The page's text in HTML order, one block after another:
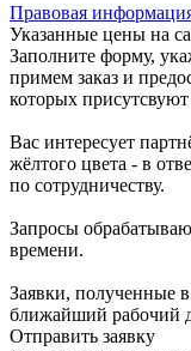
Правовая
Указанные цены на
Заполните форму,
примем заказ и
которых
Вас интересует
жёлтого цвета - в
по сотрудничеству.
Запросы
времени.
Заявки, полученные
ближайший рабочий
Отправить заявку